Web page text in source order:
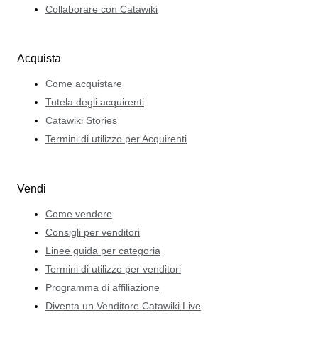
Collaborare con Catawiki
Acquista
Come acquistare
Tutela degli acquirenti
Catawiki Stories
Termini di utilizzo per Acquirenti
Vendi
Come vendere
Consigli per venditori
Linee guida per categoria
Termini di utilizzo per venditori
Programma di affiliazione
Diventa un Venditore Catawiki Live